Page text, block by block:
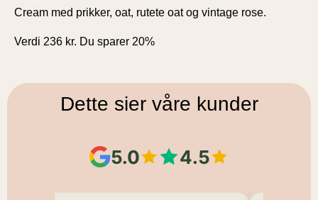
Cream med prikker, oat, rutete oat og vintage rose.
Verdi 236 kr. Du sparer 20%
Dette sier våre kunder
5.0 4.5